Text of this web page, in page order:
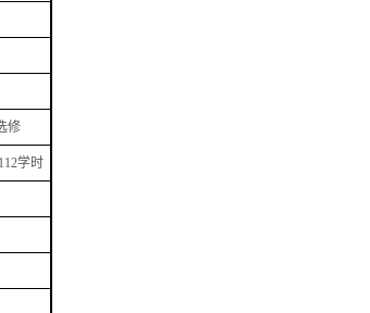
修
112学时